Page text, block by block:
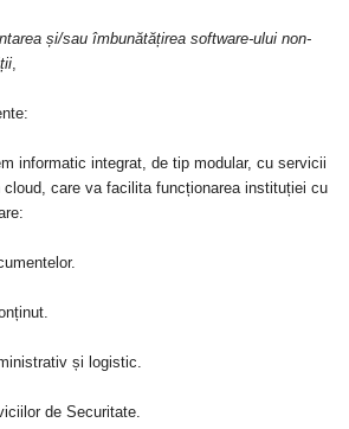
și/sau îmbunătățirea software-ului non-
informatic integrat, de tip modular, cu servicii
care va facilita funcționarea instituției cu
și logistic.
de Securitate.